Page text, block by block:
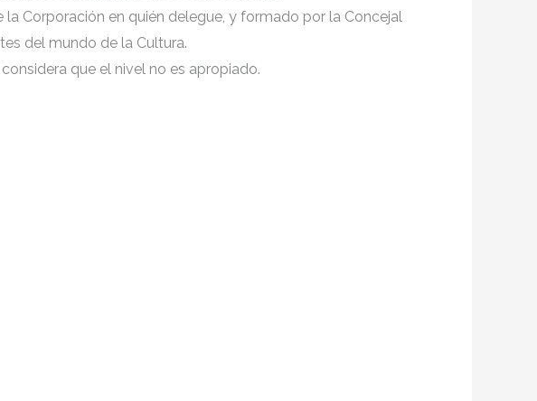
Corporación en quién delegue, y formado por la Concejal
del mundo de la Cultura.
que el nivel no es apropiado.